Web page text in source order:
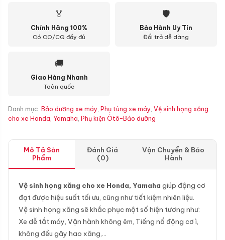
🏅
Chính Hãng 100%
Có CO/CQ đầy đủ
🛡
Bảo Hành Uy Tín
Đổi trả dễ dàng
🚚
Giao Hàng Nhanh
Toàn quốc
Danh mục: Bảo dưỡng xe máy, Phụ tùng xe máy, Vệ sinh họng xăng
cho xe Honda, Yamaha, Phụ kiện Ôtô-Bảo dưỡng
Mô Tả Sản
Phẩm
Đánh Giá
(0)
Vận Chuyển & Bảo
Hành
Vệ sinh họng xăng cho xe Honda, Yamaha giúp động cơ
đạt được hiệu suất tối ưu, cũng như tiết kiệm nhiên liệu.
Vệ sinh họng xăng sẽ khắc phục một số hiện tương như:
Xe dễ tắt máy, Vận hành không êm, Tiếng nổ động cơ ì,
không đều gây hao xăng,…